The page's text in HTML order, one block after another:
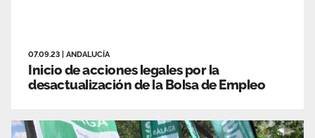
07.09.23 ANDALUCÍA
Inicio de acciones legales por la
desactualización de la Bolsa de Empleo